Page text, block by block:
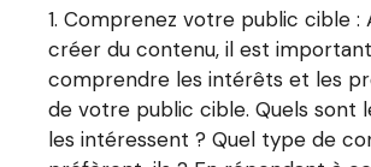
Comprenez votre public cible :
créer du contenu, il est
comprendre les intérêts et les
de votre public cible. Quels sont
les intéressent ? Quel type de